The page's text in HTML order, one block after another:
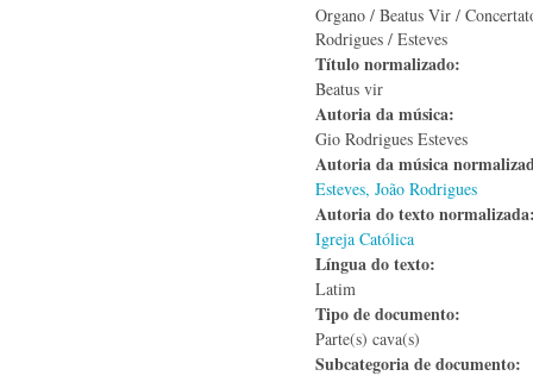
Organo / Beatus Vir /
Rodrigues / Esteves
Título normalizado:
Beatus vir
Autoria da música:
Gio Rodrigues Esteves
Autoria da música
Esteves, João Rodrigues
Autoria do texto
Igreja Católica
Língua do texto:
Latim
Tipo de documento:
Parte(s) cava(s)
Subcategoria de documento: